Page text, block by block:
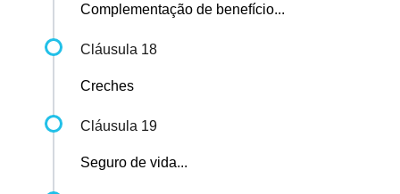
Complementação de benefício...
Cláusula 18
Creches
Cláusula 19
Seguro de vida...